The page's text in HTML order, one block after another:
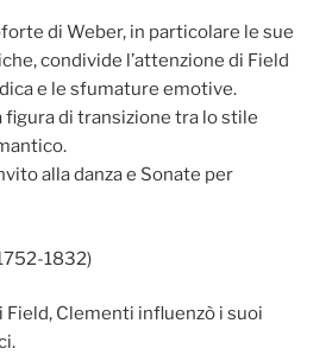
di Weber, in particolare le sue
condivide l’attenzione di Field
e le sfumature emotive.
figura di transizione tra lo stile
alla danza e Sonate per
1832)
Field, Clementi influenzò i suoi